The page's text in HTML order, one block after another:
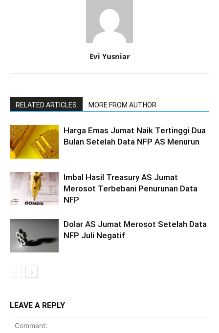
Evi Yusniar
RELATED ARTICLES MORE FROM AUTHOR
Harga Emas Jumat Naik Tertinggi Dua
Bulan Setelah Data NFP AS Menurun
Imbal Hasil Treasury AS Jumat
Merosot Terbebani Penurunan Data
NFP
Dolar AS Jumat Merosot Setelah Data
NFP Juli Negatif
LEAVE A REPLY